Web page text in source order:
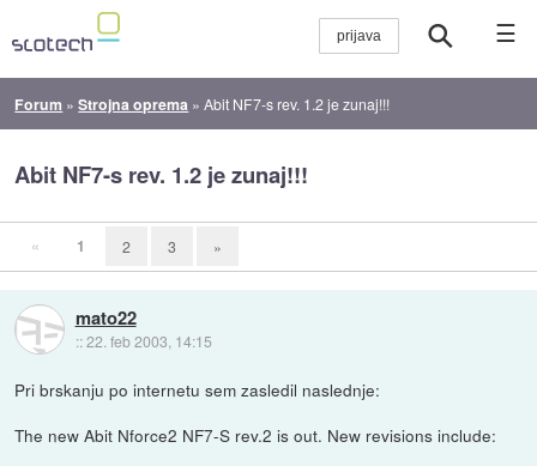
☰
Forum »Strojna oprema »Abit NF7-s rev. 1.2 je zunaj!!!
Abit NF7-s rev. 1.2 je zunaj!!!
« 1 2 3 »
mato22
::22. feb 2003, 14:15
Pri brskanju po internetu sem zasledil naslednje:
The new Abit Nforce2 NF7-S rev.2 is out. New revisions include: